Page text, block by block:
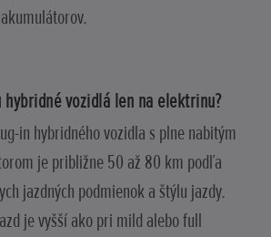
vozidlá len na elektrinu?
in hybridného vozidla s plne nabitým
je približne 50 až 80 km podľa
jazdných podmienok a štýlu jazdy.
je vyšší ako pri mild alebo full